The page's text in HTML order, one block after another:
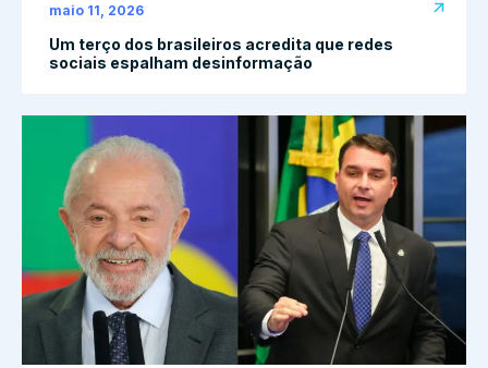
maio 11, 2026
Um terço dos brasileiros acredita que redes
sociais espalham desinformação